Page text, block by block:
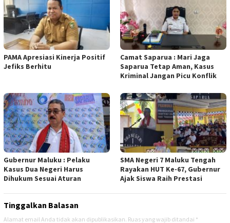
PAMA Apresiasi Kinerja Positif
Jefiks Berhitu
Camat Saparua : Mari Jaga
Saparua Tetap Aman, Kasus
Kriminal Jangan Picu Konflik
Gubernur Maluku : Pelaku
Kasus Dua Negeri Harus
Dihukum Sesuai Aturan
SMA Negeri 7 Maluku Tengah
Rayakan HUT Ke-67, Gubernur
Ajak Siswa Raih Prestasi
Tinggalkan Balasan
Alamat email Anda tidak akan dipublikasikan. Ruas yang wajib ditandai *